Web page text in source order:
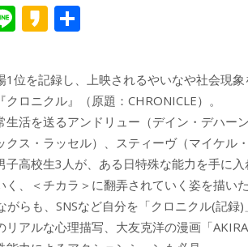
Li
e
K
k
a
o
を記録し、上映されるやいなや社会現象
ロニクル』（原題：CHRONICLE）。
を送るアンドリュー（デイン・デハーン
クス・ラッセル）、スティーヴ（マイケル
子高校生3人が、ある日特殊な能力を手に入
く、＜チカラ＞に翻弄されていく姿を描い
がらも、SNSなど自分を「クロニクル(記録)
リアルな心理描写、大友克洋の漫画「